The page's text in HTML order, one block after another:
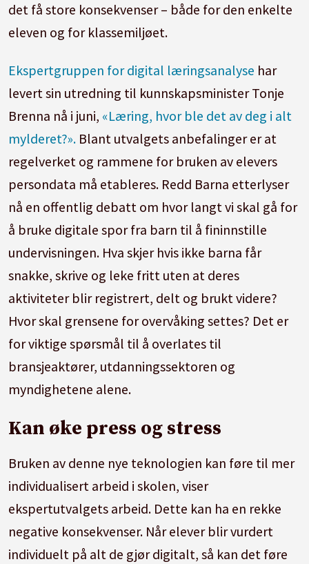
det få store konsekvenser – både for den enkelte
eleven og for klassemiljøet.
Ekspertgruppen for digital læringsanalyse har
levert sin utredning til kunnskapsminister Tonje
Brenna nå i juni, «Læring, hvor ble det av deg i alt
mylderet?». Blant utvalgets anbefalinger er at
regelverket og rammene for bruken av elevers
persondata må etableres. Redd Barna etterlyser
nå en offentlig debatt om hvor langt vi skal gå for
å bruke digitale spor fra barn til å fininnstille
undervisningen. Hva skjer hvis ikke barna får
snakke, skrive og leke fritt uten at deres
aktiviteter blir registrert, delt og brukt videre?
Hvor skal grensene for overvåking settes? Det er
for viktige spørsmål til å overlates til
bransjeaktører, utdanningssektoren og
myndighetene alene.
Kan øke press og stress
Bruken av denne nye teknologien kan føre til mer
individualisert arbeid i skolen, viser
ekspertutvalgets arbeid. Dette kan ha en rekke
negative konsekvenser. Når elever blir vurdert
individuelt på alt de gjør digitalt, så kan det føre